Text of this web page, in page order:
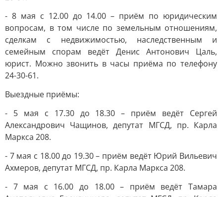
- 8 мая с 12.00 до 14.00 – приём по юридическим
вопросам, в том числе по земельным отношениям,
сделкам с недвижимостью, наследственным и
семейным спорам ведёт Денис Антонович Цаль,
юрист. Можно звонить в часы приёма по телефону
24-30-61.
Выездные приёмы:
- 5 мая с 17.30 до 18.30 – приём ведёт Сергей
Александрович Чащинов, депутат МГСД, пр. Карла
Маркса 208.
- 7 мая с 18.00 до 19.30 – приём ведёт Юрий Вильевич
Ахмеров, депутат МГСД, пр. Карла Маркса 208.
- 7 мая с 16.00 до 18.00 – приём ведёт Тамара